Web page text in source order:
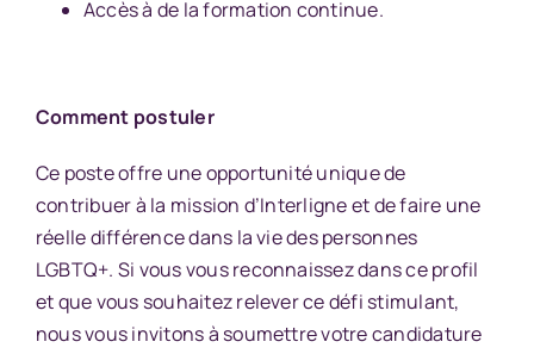
Accès à de la formation continue.
Comment postuler
Ce poste offre une opportunité unique de
contribuer à la mission d’Interligne et de faire une
réelle différence dans la vie des personnes
LGBTQ+. Si vous vous reconnaissez dans ce profil
et que vous souhaitez relever ce défi stimulant,
nous vous invitons à soumettre votre candidature